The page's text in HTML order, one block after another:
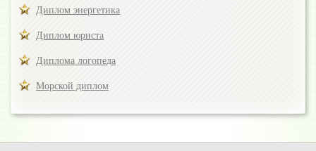
Диплом энергетика
Диплом юриста
Диплома логопеда
Морской диплом